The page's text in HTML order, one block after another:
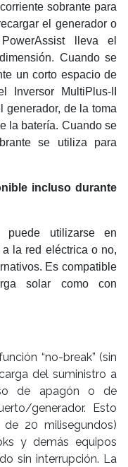
sobrante para
el generador o
lleva el
Cuando se
un corto espacio de
MultiPlus-II
generador, de la toma
la batería. Cuando se
se utiliza para
incluso durante
puede utilizarse en
la red eléctrica o no,
Es compatible
solar como con
“no-break” (sin
del suministro a
de apagón o de
generador. Esto
20 milisegundos)
y demás equipos
sin interrupción. La